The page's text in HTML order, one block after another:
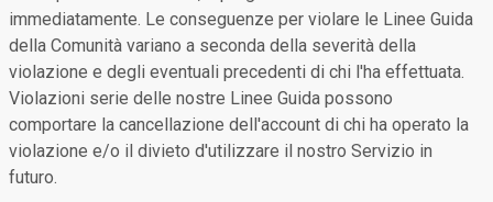
immediatamente. Le conseguenze per violare le Linee Guida
della Comunità variano a seconda della severità della
violazione e degli eventuali precedenti di chi l'ha effettuata.
Violazioni serie delle nostre Linee Guida possono
comportare la cancellazione dell'account di chi ha operato la
violazione e/o il divieto d'utilizzare il nostro Servizio in
futuro.